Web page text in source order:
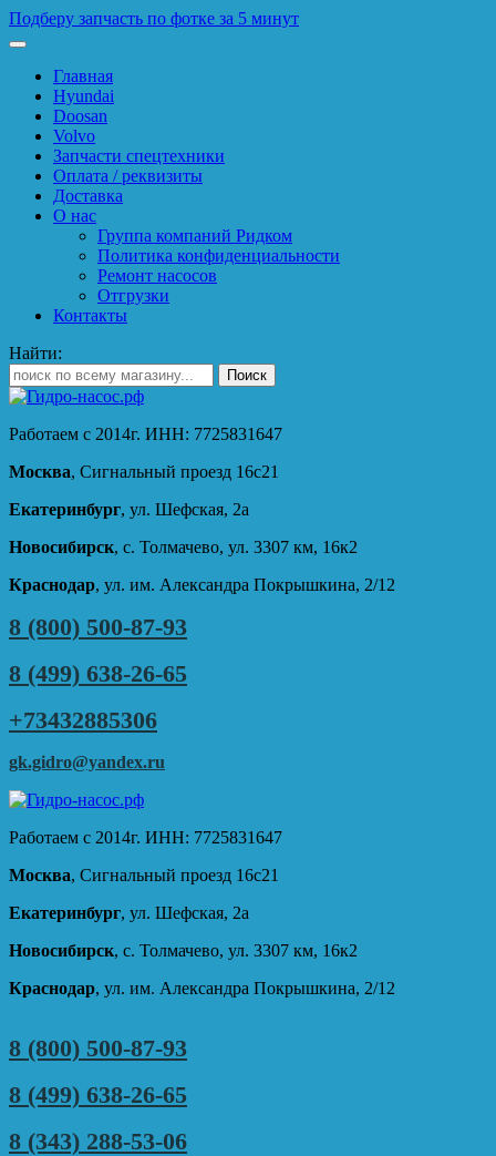
Подберу запчасть по фотке за 5 минут
Главная
Hyundai
Doosan
Volvo
Запчасти спецтехники
Оплата / реквизиты
Доставка
О нас
Группа компаний Ридком
Политика конфиденциальности
Ремонт насосов
Отгрузки
Контакты
Найти:
Работаем с 2014г. ИНН: 7725831647
Москва, Сигнальный проезд 16с21
Екатеринбург, ул. Шефская, 2а
Новосибирск, с. Толмачево, ул. 3307 км, 16к2
Краснодар, ул. им. Александра Покрышкина, 2/12
8 (800) 500-87-93
8 (499) 638-26-65
+73432885306
gk.gidro@yandex.ru
Работаем с 2014г. ИНН: 7725831647
Москва, Сигнальный проезд 16с21
Екатеринбург, ул. Шефская, 2а
Новосибирск, с. Толмачево, ул. 3307 км, 16к2
Краснодар, ул. им. Александра Покрышкина, 2/12
8 (800) 500-87-93
8 (499) 638-26-65
8 (343) 288-53-06